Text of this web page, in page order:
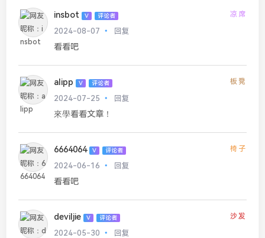
insbot V 评论者 凉席
2024-08-07 回复
看看吧
alipp V 评论者 板凳
2024-07-25 回复
來學看看文章！
6664064 V 评论者 椅子
2024-06-16 回复
看看吧
deviljie V 评论者 沙发
2024-05-30 回复